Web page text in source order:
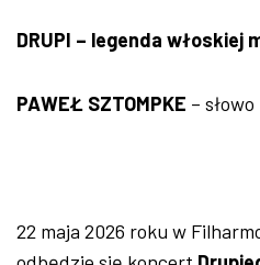
DRUPI – legenda włoskiej
PAWEŁ SZTOMPKE – słowo
22 maja 2026 roku w